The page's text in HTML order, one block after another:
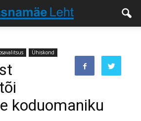
Ühiskond
koduomaniku